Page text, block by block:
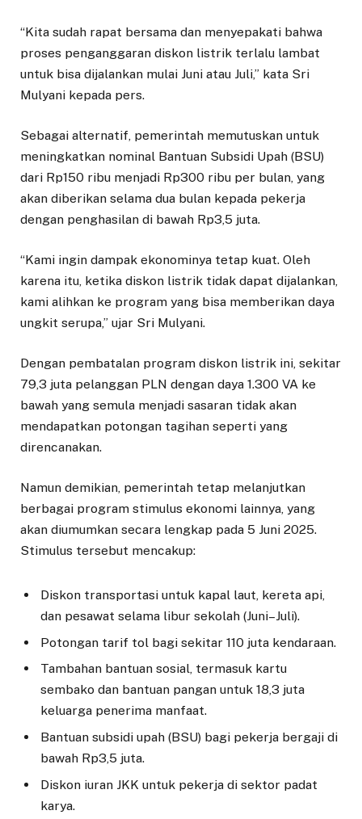
“Kita sudah rapat bersama dan menyepakati bahwa
proses penganggaran diskon listrik terlalu lambat
untuk bisa dijalankan mulai Juni atau Juli,” kata Sri
Mulyani kepada pers.
Sebagai alternatif, pemerintah memutuskan untuk
meningkatkan nominal Bantuan Subsidi Upah (BSU)
dari Rp150 ribu menjadi Rp300 ribu per bulan, yang
akan diberikan selama dua bulan kepada pekerja
dengan penghasilan di bawah Rp3,5 juta.
“Kami ingin dampak ekonominya tetap kuat. Oleh
karena itu, ketika diskon listrik tidak dapat dijalankan,
kami alihkan ke program yang bisa memberikan daya
ungkit serupa,” ujar Sri Mulyani.
Dengan pembatalan program diskon listrik ini, sekitar
79,3 juta pelanggan PLN dengan daya 1.300 VA ke
bawah yang semula menjadi sasaran tidak akan
mendapatkan potongan tagihan seperti yang
direncanakan.
Namun demikian, pemerintah tetap melanjutkan
berbagai program stimulus ekonomi lainnya, yang
akan diumumkan secara lengkap pada 5 Juni 2025.
Stimulus tersebut mencakup:
Diskon transportasi untuk kapal laut, kereta api,
dan pesawat selama libur sekolah (Juni–Juli).
Potongan tarif tol bagi sekitar 110 juta kendaraan.
Tambahan bantuan sosial, termasuk kartu
sembako dan bantuan pangan untuk 18,3 juta
keluarga penerima manfaat.
Bantuan subsidi upah (BSU) bagi pekerja bergaji di
bawah Rp3,5 juta.
Diskon iuran JKK untuk pekerja di sektor padat
karya.